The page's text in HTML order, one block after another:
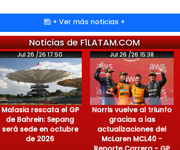
+ Ver más noticias +
Noticias de F1LATAM.COM
Jul 26 /26 17:50
Malasia rescata el GP
de Bahrein: Sepang
será sede en octubre
de 2026
Jul 26 /26 15:38
Norris vuelve al triunfo
gracias a las
actualizaciones del
McLaren MCL40 -